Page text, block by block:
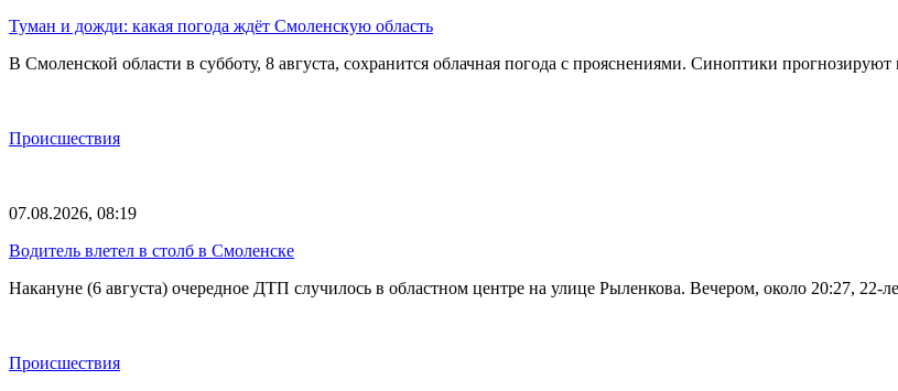
Туман и дожди: какая погода ждёт Смоленскую область
В Смоленской области в субботу, 8 августа, сохранится облачная погода с прояснениями. Синоптики
Происшествия
07.08.2026, 08:19
Водитель влетел в столб в Смоленске
Накануне (6 августа) очередное ДТП случилось в областном центре на улице Рыленкова. Вечером, около 20:27, 22-
Происшествия